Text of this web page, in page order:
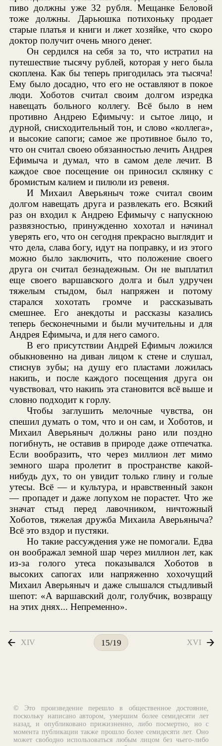
пиво должны уже 32 рубля. Мещанке Беловой
тоже должны. Дарьюшка потихоньку продает
старые платья и книги и лжет хозяйке, что скоро
доктор получит очень много денег.
Он сердился на себя за то, что истратил на
путешествие тысячу рублей, которая у него была
скоплена. Как бы теперь пригодилась эта тысяча!
Ему было досадно, что его не оставляют в покое
люди. Хоботов считал своим долгом изредка
навещать больного коллегу. Всё было в нем
противно Андрею Ефимычу: и сытое лицо, и
дурной, снисходительный тон, и слово «коллега»,
и высокие сапоги; самое же противное было то,
что он считал своею обязанностью лечить Андрея
Ефимыча и думал, что в самом деле лечит. В
каждое свое посещение он приносил склянку с
бромистым калием и пилюли из ревеня.
И Михаил Аверьяныч тоже считал своим
долгом навещать друга и развлекать его. Всякий
раз он входил к Андрею Ефимычу с напускною
развязностью, принужденно хохотал и начинал
уверять его, что он сегодня прекрасно выглядит и
что дела, слава богу, идут на поправку, и из этого
можно было заключить, что положение своего
друга он считал безнадежным. Он не выплатил
еще своего варшавского долга и был удручен
тяжелым стыдом, был напряжен и потому
старался хохотать громче и рассказывать
смешнее. Его анекдоты и рассказы казались
теперь бесконечными и были мучительны и для
Андрея Ефимыча, и для него самого.
В его присутствии Андрей Ефимыч ложился
обыкновенно на диван лицом к стене и слушал,
стиснув зубы; на душу его пластами ложилась
накипь, и после каждого посещения друга он
чувствовал, что накипь эта становится всё выше и
словно подходит к горлу.
Чтобы заглушить мелочные чувства, он
спешил думать о том, что и он сам, и Хоботов, и
Михаил Аверьяныч должны рано или поздно
погибнуть, не оставив в природе даже отпечатка.
Если вообразить, что через миллион лет мимо
земного шара пролетит в пространстве какой-
нибудь дух, то он увидит только глину и голые
утесы. Всё — и культура, и нравственный закон
— пропадет и даже лопухом не порастет. Что же
значат стыд перед лавочником, ничтожный
Хоботов, тяжелая дружба Михаила Аверьяныча?
Всё это вздор и пустяки.
Но такие рассуждения уже не помогали. Едва
он воображал земной шар через миллион лет, как
из-за голого утеса показывался Хоботов в
высоких сапогах или напряженно хохочущий
Михаил Аверьяныч и даже слышался стыдливый
шепот: «А варшавский долг, голубчик, возвращу
на этих днях... Непременно».
XIV 15/19 XVI
© Это произведение перешло в общественное достояние,
поскольку написано автором, умершим более семидесяти лет
назад, и опубликовано прижизненно, либо посмертно, но с
момента публикации также прошло более семидесяти лет. Оно
может свободно использоваться любым лицом без чьего-либо